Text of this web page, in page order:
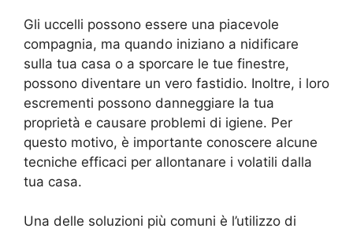
Gli uccelli possono essere una piacevole
compagnia, ma quando iniziano a nidificare
sulla tua casa o a sporcare le tue finestre,
possono diventare un vero fastidio. Inoltre, i loro
escrementi possono danneggiare la tua
proprietà e causare problemi di igiene. Per
questo motivo, è importante conoscere alcune
tecniche efficaci per allontanare i volatili dalla
tua casa.
Una delle soluzioni più comuni è l’utilizzo di